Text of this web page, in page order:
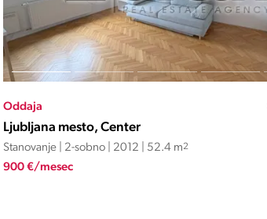
Oddaja
Ljubljana mesto, Center
Stanovanje | 2-sobno | 2005 | 67.21 m
1.200 €/mesec